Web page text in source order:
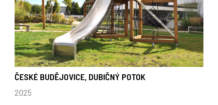
ČESKÉ BUDĚJOVICE, DUBIČNÝ POTOK
2025